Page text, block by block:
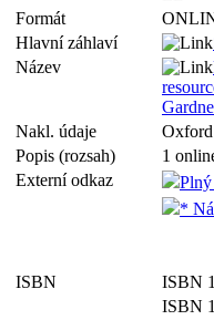
Formát
Hlavní záhlaví
Název
Nakl. údaje
Popis (rozsah)
1
Externí odkaz
*
ISBN
ISBN
ISBN